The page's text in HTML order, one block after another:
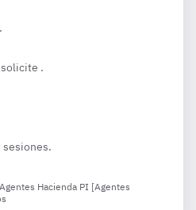
solicite .
sesiones.
Hacienda PI [Agentes